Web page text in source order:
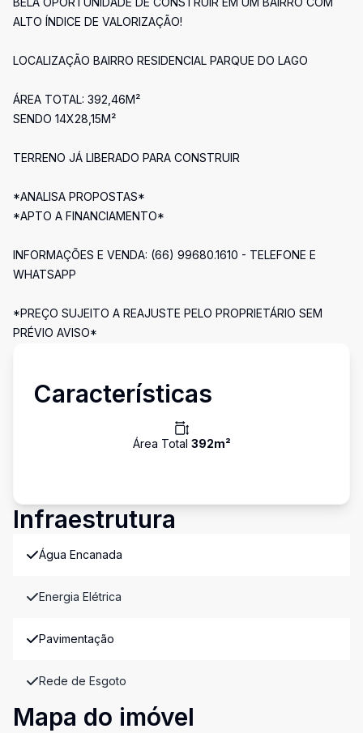
ALTO ÍNDICE DE VALORIZAÇÃO!
LOCALIZAÇÃO BAIRRO RESIDENCIAL PARQUE DO LAGO
ÁREA TOTAL: 392,46M²
SENDO 14X28,15M²
TERRENO JÁ LIBERADO PARA CONSTRUIR
*ANALISA PROPOSTAS*
*APTO A FINANCIAMENTO*
INFORMAÇÕES E VENDA: (66) 99680.1610 - TELEFONE E
WHATSAPP
*PREÇO SUJEITO A REAJUSTE PELO PROPRIETÁRIO SEM
PRÉVIO AVISO*
Características
Área Total 392m²
Infraestrutura
Água Encanada
Energia Elétrica
Pavimentação
Rede de Esgoto
Mapa do imóvel